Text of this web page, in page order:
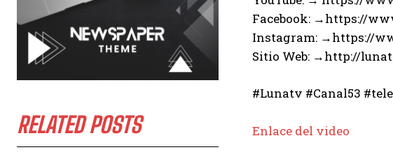
RELATED POSTS
Facebook: →https://
Instagram: →https://
Sitio Web: →http://
#Lunatv #Canal53
Enlace del video